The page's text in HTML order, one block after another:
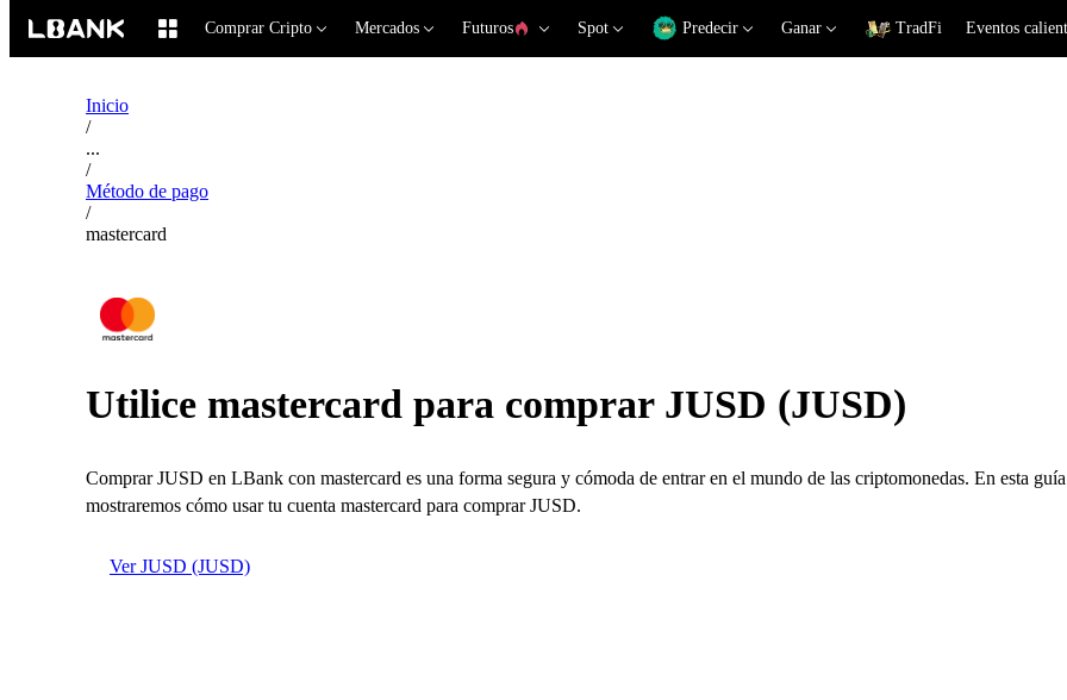
Comprar Cripto Mercados Futuros Spot Predecir Ganar TradFi Eventos
Inicio
/
...
/
Método de pago
/
mastercard
Utilice mastercard para comprar JUSD (JUSD)
Comprar JUSD en LBank con mastercard es una forma segura y cómoda de entrar en el mundo de las criptomonedas. En esta
mostraremos cómo usar tu cuenta mastercard para comprar JUSD.
Ver JUSD (JUSD)